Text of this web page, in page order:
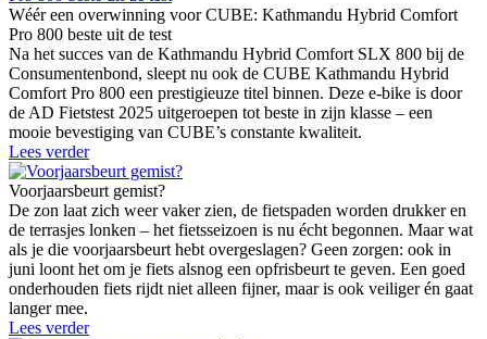
Wéér een overwinning voor CUBE: Kathmandu Hybrid Comfort
Pro 800 beste uit de test
Na het succes van de Kathmandu Hybrid Comfort SLX 800 bij de
Consumentenbond, sleept nu ook de CUBE Kathmandu Hybrid
Comfort Pro 800 een prestigieuze titel binnen. Deze e-bike is door
de AD Fietstest 2025 uitgeroepen tot beste in zijn klasse – een
mooie bevestiging van CUBE’s constante kwaliteit.
Lees verder
Voorjaarsbeurt gemist?
De zon laat zich weer vaker zien, de fietspaden worden drukker en
de terrasjes lonken – het fietsseizoen is nu écht begonnen. Maar wat
als je die voorjaarsbeurt hebt overgeslagen? Geen zorgen: ook in
juni loont het om je fiets alsnog een opfrisbeurt te geven. Een goed
onderhouden fiets rijdt niet alleen fijner, maar is ook veiliger én gaat
langer mee.
Lees verder